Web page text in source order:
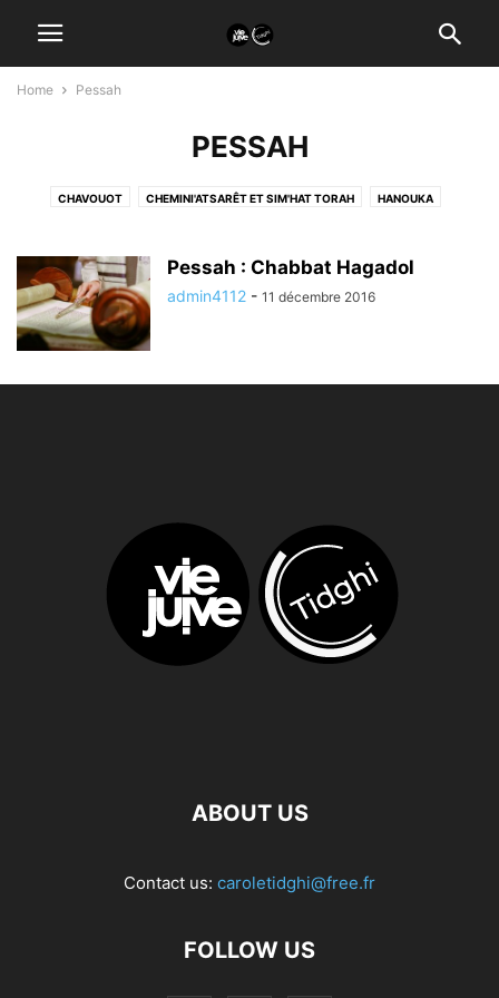
Home Pessah
PESSAH
CHAVOUOT CHEMINI'ATSARÊT ET SIM'HAT TORAH HANOUKA
Pessah : Chabbat Hagadol
admin4112 - 11 décembre 2016
ABOUT US
Contact us: caroletidghi@free.fr
FOLLOW US